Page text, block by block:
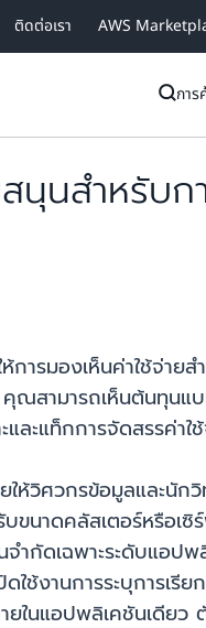
ติดต่อเรา AWS
การ
นุนสำหรับ
ารมองเห็นค่าใช้จ่าย
ณสามารถเห็นต้นทุนแ
ะแท็กการจัดสรรค่าใ
ห้วิศวกรข้อมูลและนักวิ
ขนาดคลัสเตอร์หรือเ
ำกัดเฉพาะระดับแอป
งานการระบุการเรียก
ในแอปพลิเคชันเดียว